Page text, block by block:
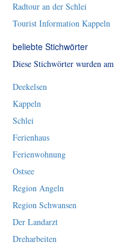
Radtour an der Schlei
Tourist Information Kappeln
beliebte Stichwörter
Diese Stichwörter wurden
Deekelsen
Kappeln
Schlei
Ferienhaus
Ferienwohnung
Ostsee
Region Angeln
Region Schwansen
Der Landarzt
Dreharbeiten